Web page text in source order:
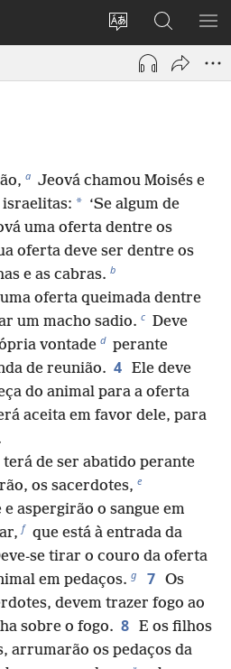
Mudar
idioma
Log
Buscar
no
JW.ORG
a Jeová chamou Moisés e
israelitas: * ‘Se algum de
uma oferta dentre os
oferta deve ser dentre os
e as cabras. b
oferta queimada dentre
um macho sadio. c Deve
vontade d perante
de reunião. 4 Ele deve
do animal para a oferta
aceita em favor dele, para
terá de ser abatido perante
os sacerdotes, e
aspergirão o sangue em
f que está à entrada da
se tirar o couro da oferta
em pedaços. g 7 Os
devem trazer fogo ao
sobre o fogo. 8 E os filhos
arrumarão os pedaços da